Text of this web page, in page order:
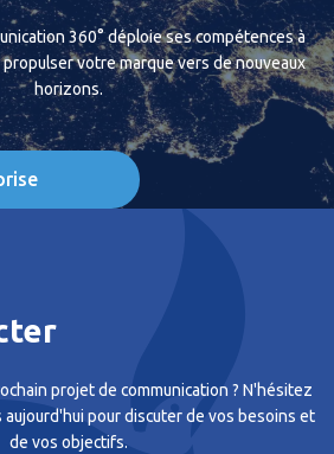
360° déploie ses compétences à
votre marque vers de nouveaux
horizons.
projet de communication ? N'hésitez
aujourd'hui pour discuter de vos besoins et
de vos objectifs.